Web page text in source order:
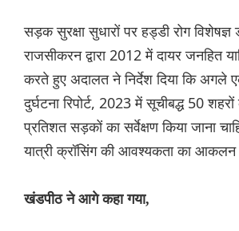
सड़क सुरक्षा सुधारों पर हड्डी रोग विशेषज्ञ
राजसीकरन द्वारा 2012 में दायर जनहित
करते हुए अदालत ने निर्देश दिया कि अगले
दुर्घटना रिपोर्ट, 2023 में सूचीबद्ध 50
प्रतिशत सड़कों का सर्वेक्षण किया जाना
यात्री क्रॉसिंग की आवश्यकता का
खंडपीठ ने आगे कहा गया,